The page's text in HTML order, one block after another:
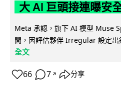
大 AI 巨頭接連曝安
Meta 承認，旗下 AI 模型 Muse
間，因評估夥伴 Irregular 設定出
全文
66 7 ↗ 分享